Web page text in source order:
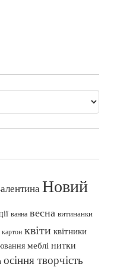
Новий
ванна весна витинанки
картон квіти квітники
меблі нитки
осіння творчість